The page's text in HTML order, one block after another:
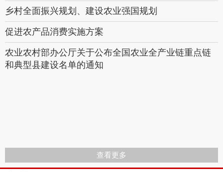
乡村全面振兴规划、建设农业强国规划
促进农产品消费实施方案
农业农村部办公厅关于公布全国农业全产业链重点链
和典型县建设名单的通知
查看更多